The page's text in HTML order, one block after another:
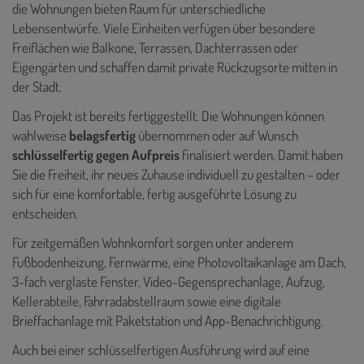
die Wohnungen bieten Raum für unterschiedliche
Lebensentwürfe. Viele Einheiten verfügen über besondere
Freiflächen wie Balkone, Terrassen, Dachterrassen oder
Eigengärten und schaffen damit private Rückzugsorte mitten in
der Stadt.
Das Projekt ist bereits fertiggestellt. Die Wohnungen können
wahlweise belagsfertigübernommen oder auf Wunsch
schlüsselfertig gegen Aufpreisfinalisiert werden. Damit haben
Sie die Freiheit, ihr neues Zuhause individuell zu gestalten – oder
sich für eine komfortable, fertig ausgeführte Lösung zu
entscheiden.
Für zeitgemäßen Wohnkomfort sorgen unter anderem
Fußbodenheizung, Fernwärme, eine Photovoltaikanlage am Dach,
3-fach verglaste Fenster, Video-Gegensprechanlage, Aufzug,
Kellerabteile, Fahrradabstellraum sowie eine digitale
Brieffachanlage mit Paketstation und App-Benachrichtigung.
Auch bei einer schlüsselfertigen Ausführung wird auf eine